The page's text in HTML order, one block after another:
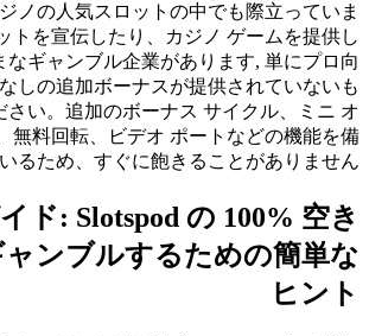
ノの人気スロットの中でも際立っていま
トを宣伝したり、カジノ ゲームを提供し
なギャンブル企業があります, 単にプロ向
しの追加ボーナスが提供されていないも
さい。追加のボーナス サイクル、ミニ オ
無料回転、ビデオ ポートなどの機能を備
るため、すぐに飽きることがありません。
ド: Slotspod の 100% 空き
ンブルするための簡単な
ヒント